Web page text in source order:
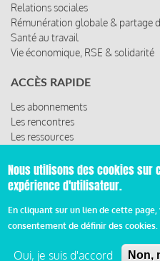
Relations sociales
Rémunération globale & partage
Santé au travail
Vie économique, RSE & solidarité
ACCÈS RAPIDE
Les abonnements
Les rencontres
Les ressources
Pied
Mentions légales et
Nous utilisons des cookies sur
expérience d'utilisateur.
En cliquant sur un lien de cette
consentement de définir des cookies.
Oui, je suis d'accord Non,